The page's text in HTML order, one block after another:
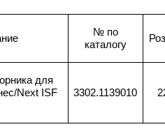
№ по
каталогу
для
Next ISF
3302.1139010